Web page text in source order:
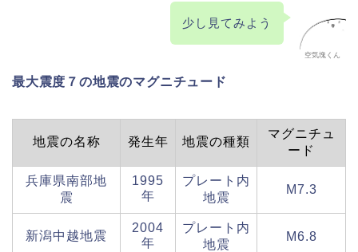
空気塊くん
少し見てみよう
最大震度７の地震のマグニチュード
地震の名称 発生年 地震の種類
マグニチュ
ード
兵庫県南部地
震
1995
年
プレート内
地震
M7.3
新潟中越地震
2004
年
プレート内
地震
M6.8